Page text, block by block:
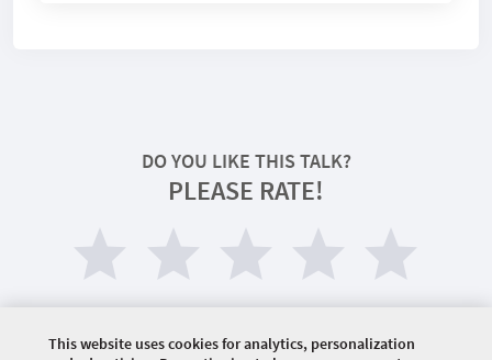
DO YOU LIKE THIS TALK?
PLEASE RATE!
This website uses cookies for analytics, personalization